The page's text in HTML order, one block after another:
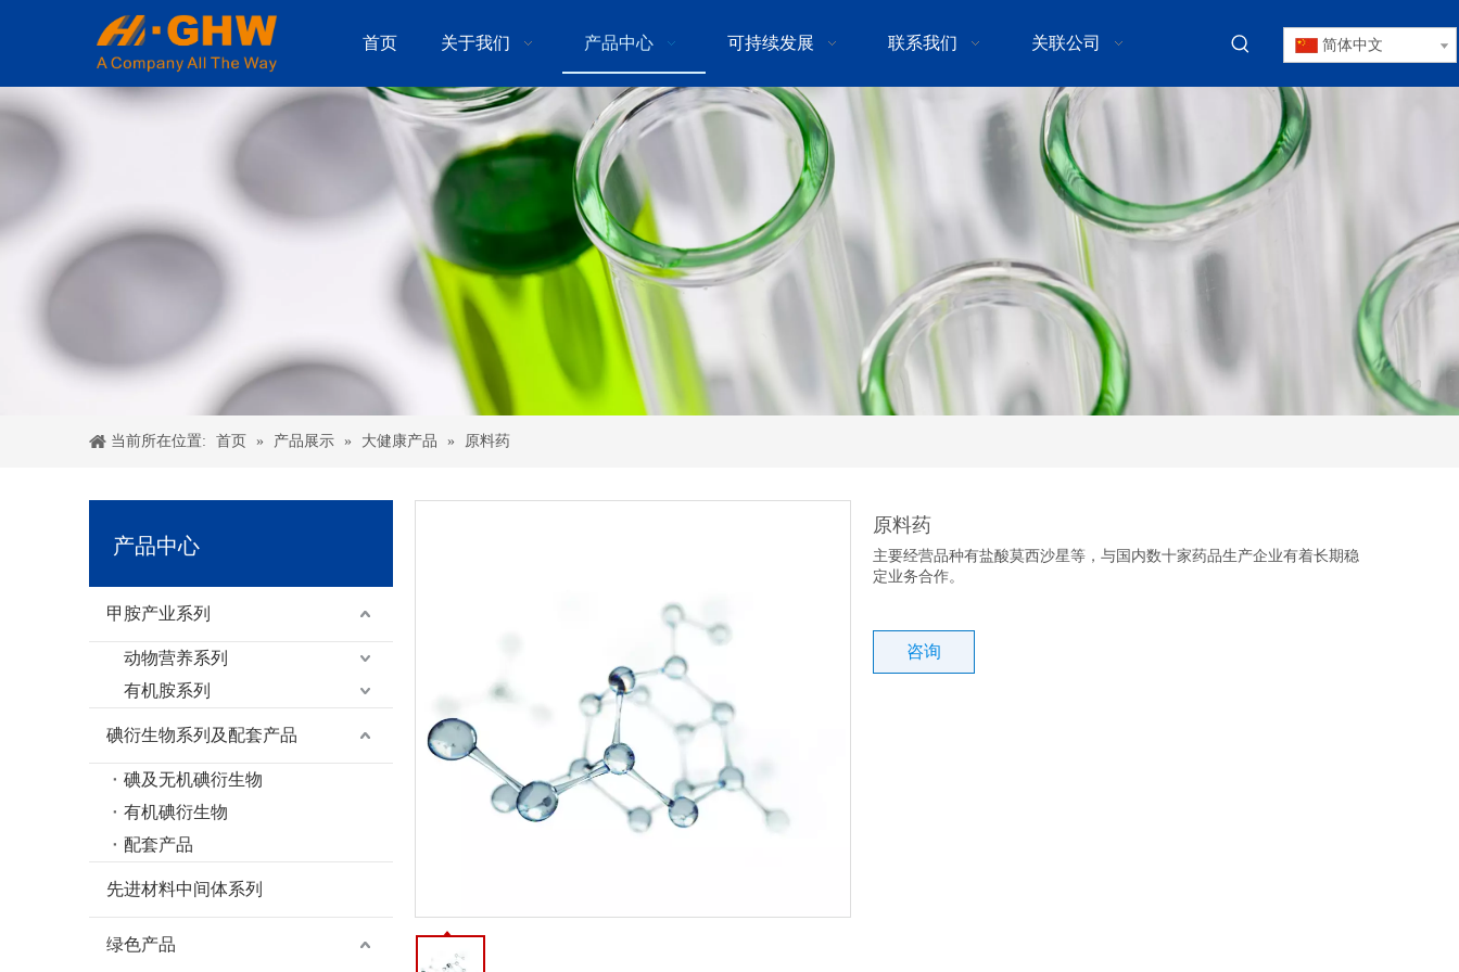
首页 关于我们 产品中心 可持续发展 联系我们 关联公司 简体中文
当前所在位置: 首页 » 产品展示 » 大健康产品 » 原料药
产品中心
甲胺产业系列
动物营养系列
有机胺系列
碘衍生物系列及配套产品
碘及无机碘衍生物
有机碘衍生物
配套产品
先进材料中间体系列
绿色产品
原料药
主要经营品种有盐酸莫西沙星等，与国内数十家药品生产企业有着长期稳
定业务合作。
咨询